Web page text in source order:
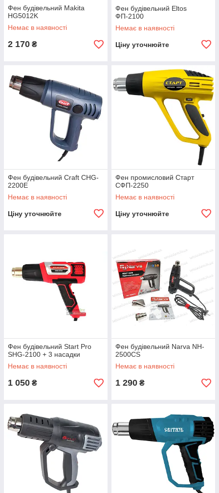
Фен будівельний Makita
HG5012K
Немає в наявності
2 170 ₴
Фен будівельний Eltos
ФП-2100
Немає в наявності
Ціну уточнюйте
Фен будівельний Craft CHG-
2200Е
Немає в наявності
Ціну уточнюйте
Фен промисловий Старт
СФП-2250
Немає в наявності
Ціну уточнюйте
Фен будівельний Start Pro
SHG-2100 + 3 насадки
Немає в наявності
1 050 ₴
Фен будівельний Narva NH-
2500CS
Немає в наявності
1 290 ₴